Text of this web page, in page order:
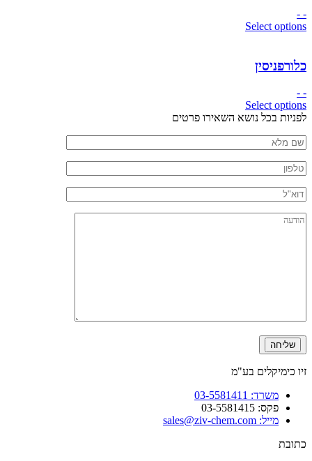
- -
Select options
כלורפניסין
- -
Select options
חזרה
העמוד
לפניות בכל נושא השאירו פרטים
שם
מלא
טלפון
דוא"ל
הודעה
זיו כימיקלים בע"מ
משרד: 03-5581411
פקס: 03-5581415
מייל: sales@ziv-chem.com
כתובת